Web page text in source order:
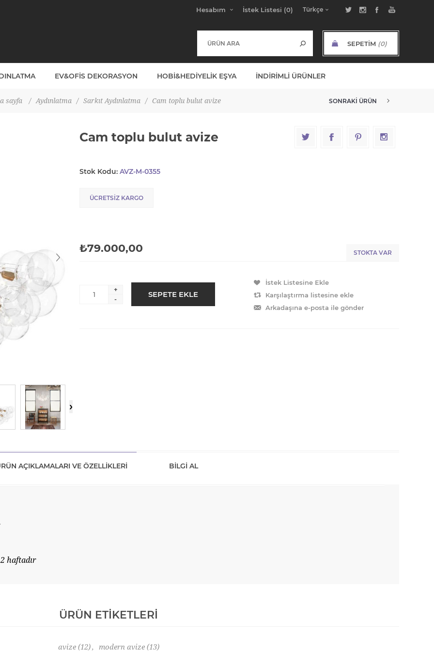
Hesabım İstek Listesi (0)
SEPETIM (0)
EV&OFIS DEKORASYON HOBI&HEDIYELIK EŞYA İNDIRIMLI ÜRÜNLER
sayfa / Aydınlatma / Sarkıt Aydınlatma / Cam toplu bulut avize SONRAKI ÜRÜN
›
Cam toplu bulut avize
Stok Kodu: AVZ-M-0355
ÜCRETSIZ KARGO
₺79.000,00 STOKTA VAR
+
-
AÇIKLAMALARI VE ÖZELLIKLERI BILGI AL
haftadır
ÜRÜN ETIKETLERI
avize (12), modern avize (13)